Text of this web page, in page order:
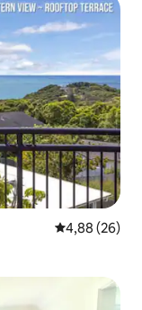
4,88 de uma
4,88 (26)